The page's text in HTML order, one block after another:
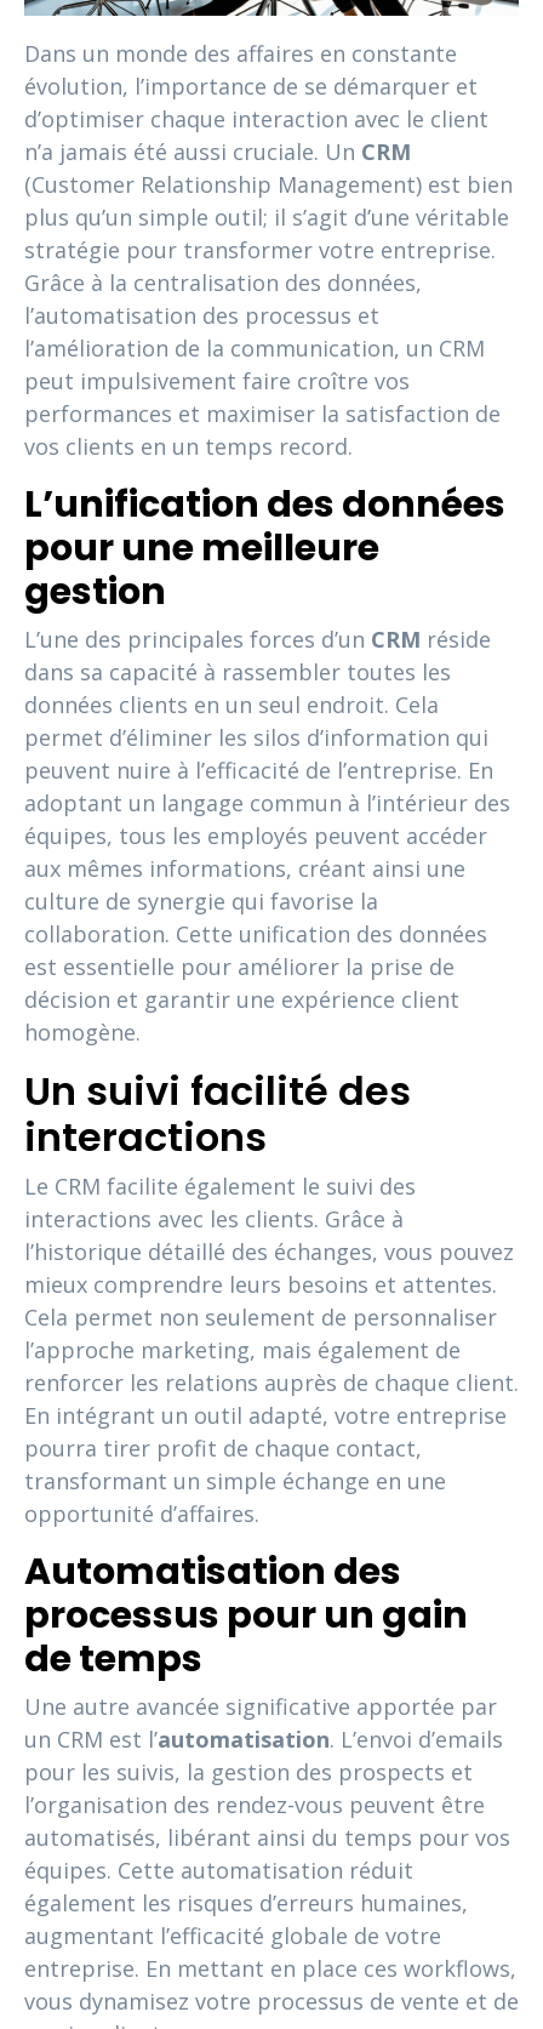
Dans un monde des affaires en constante
évolution, l’importance de se démarquer et
d’optimiser chaque interaction avec le client
n’a jamais été aussi cruciale. Un CRM
(Customer Relationship Management) est bien
plus qu’un simple outil; il s’agit d’une véritable
stratégie pour transformer votre entreprise.
Grâce à la centralisation des données,
l’automatisation des processus et
l’amélioration de la communication, un CRM
peut impulsivement faire croître vos
performances et maximiser la satisfaction de
vos clients en un temps record.
L’unification des données
pour une meilleure
gestion
L’une des principales forces d’un CRM réside
dans sa capacité à rassembler toutes les
données clients en un seul endroit. Cela
permet d’éliminer les silos d’information qui
peuvent nuire à l’efficacité de l’entreprise. En
adoptant un langage commun à l’intérieur des
équipes, tous les employés peuvent accéder
aux mêmes informations, créant ainsi une
culture de synergie qui favorise la
collaboration. Cette unification des données
est essentielle pour améliorer la prise de
décision et garantir une expérience client
homogène.
Un suivi facilité des
interactions
Le CRM facilite également le suivi des
interactions avec les clients. Grâce à
l’historique détaillé des échanges, vous pouvez
mieux comprendre leurs besoins et attentes.
Cela permet non seulement de personnaliser
l’approche marketing, mais également de
renforcer les relations auprès de chaque client.
En intégrant un outil adapté, votre entreprise
pourra tirer profit de chaque contact,
transformant un simple échange en une
opportunité d’affaires.
Automatisation des
processus pour un gain
de temps
Une autre avancée significative apportée par
un CRM est l’automatisation. L’envoi d’emails
pour les suivis, la gestion des prospects et
l’organisation des rendez-vous peuvent être
automatisés, libérant ainsi du temps pour vos
équipes. Cette automatisation réduit
également les risques d’erreurs humaines,
augmentant l’efficacité globale de votre
entreprise. En mettant en place ces workflows,
vous dynamisez votre processus de vente et de